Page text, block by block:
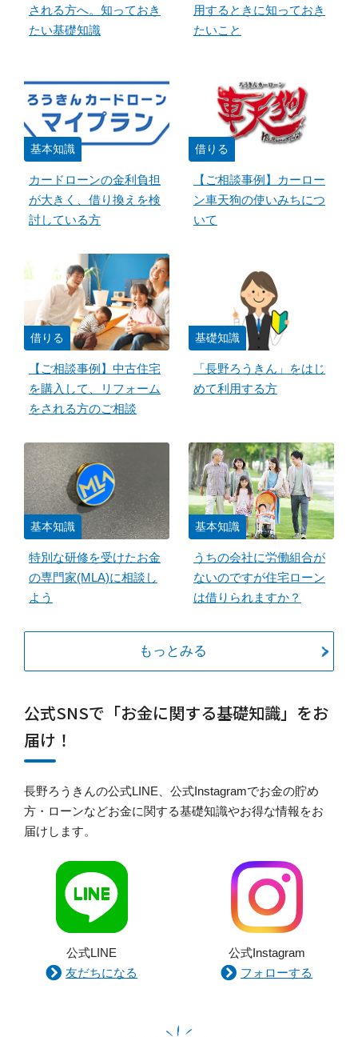
される方へ。知っておき
たい基礎知識
用するときに知っておき
たいこと
基本知識
カードローンの金利負担
が大きく、借り換えを検
討している方
借りる
【ご相談事例】カーロー
ン車天狗の使いみちにつ
いて
借りる
【ご相談事例】中古住宅
を購入して、リフォーム
をされる方のご相談
基礎知識
「長野ろうきん」をはじ
めて利用する方
基本知識
特別な研修を受けたお金
の専門家(MLA)に相談し
よう
基本知識
うちの会社に労働組合が
ないのですが住宅ローン
は借りられますか？
もっとみる
公式SNSで「お金に関する基礎知識」をお
届け！
長野ろうきんの公式LINE、公式Instagramでお金の貯め
方・ローンなどお金に関する基礎知識やお得な情報をお
届けします。
公式LINE
友だちになる
公式Instagram
フォローする